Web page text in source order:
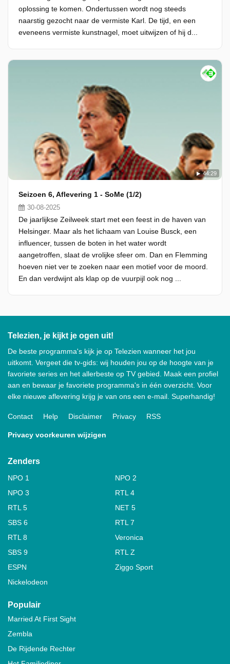
oplossing te komen. Ondertussen wordt nog steeds
naarstig gezocht naar de vermiste Karl. De tijd, en een
eveneens vermiste kunstnagel, moet uitwijzen of hij d...
44:29
Seizoen 6, Aflevering 1 - SoMe (1/2)
30-08-2025
De jaarlijkse Zeilweek start met een feest in de haven van
Helsingør. Maar als het lichaam van Louise Busck, een
influencer, tussen de boten in het water wordt
aangetroffen, slaat de vrolijke sfeer om. Dan en Flemming
hoeven niet ver te zoeken naar een motief voor de moord.
En dan verdwijnt als klap op de vuurpijl ook nog ...
Telezien, je kijkt je ogen uit!
De beste programma's kijk je op Telezien wanneer het jou
uitkomt. Vergeet die tv-gids: wij houden jou op de hoogte van je
favoriete series en het allerbeste op TV gebied. Maak een profiel
aan en bewaar je favoriete programma's in één overzicht. Voor
elke nieuwe aflevering krijg je van ons een e-mail. Superhandig!
Contact Help Disclaimer Privacy RSS
Privacy voorkeuren wijzigen
Zenders
NPO 1
NPO 2
NPO 3
RTL 4
RTL 5
NET 5
SBS 6
RTL 7
RTL 8
Veronica
SBS 9
RTL Z
ESPN
Ziggo Sport
Nickelodeon
Populair
Married At First Sight
Zembla
De Rijdende Rechter